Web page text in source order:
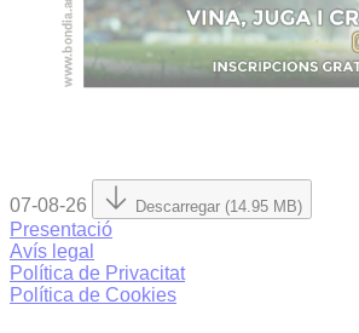
07-08-26 Descarregar (14.95 MB)
Presentació
Avís legal
Política de Privacitat
Política de Cookies